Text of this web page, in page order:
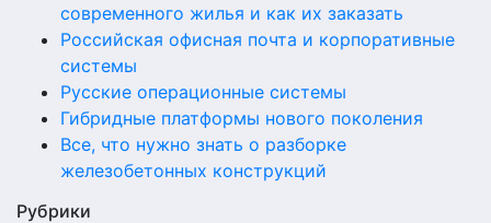
современного жилья и как их заказать
Российская офисная почта и корпоративные
системы
Русские операционные системы
Гибридные платформы нового поколения
Все, что нужно знать о разборке
железобетонных конструкций
Рубрики